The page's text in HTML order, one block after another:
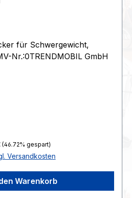
für Schwergewicht,
Nr.:0TRENDMOBIL GmbH
Preis:
(46.72% gespart)
Versandkosten
Warenkorb